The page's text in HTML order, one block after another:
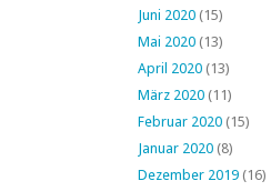
Juni 2020 (15)
Mai 2020 (13)
April 2020 (13)
März 2020 (11)
Februar 2020 (15)
Januar 2020 (8)
Dezember 2019 (16)